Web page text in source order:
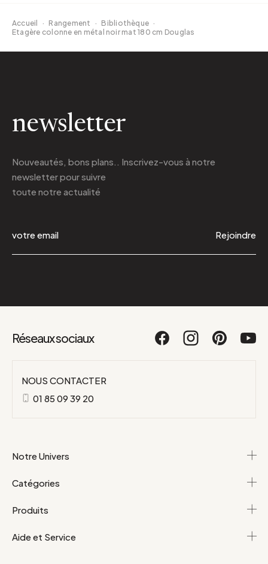
Accueil · Rangement · Bibliothèque ·
Etagère colonne en métal noir mat 180 cm Douglas
newsletter
Nouveautés, bons plans.. Inscrivez-vous à notre
newsletterpour suivre
toute notre actualité
Rejoindre
Réseaux sociaux
NOUS CONTACTER
01 85 09 39 20
Notre Univers
Catégories
Produits
Aide et Service